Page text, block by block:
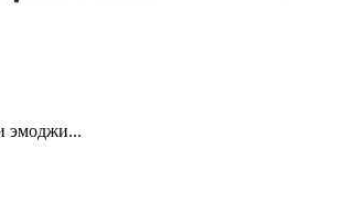
эмоджи...